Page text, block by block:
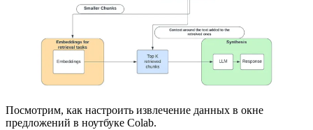
Посмотрим, как настроить извлечение данных в окне
предложений в ноутбуке Colab.